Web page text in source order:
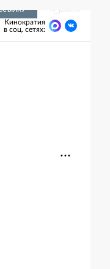
Кинократия
в соц. сетях: